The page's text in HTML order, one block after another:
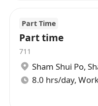
Part Time
Part time
711
Sham Shui Po,
8.0 hrs/day,